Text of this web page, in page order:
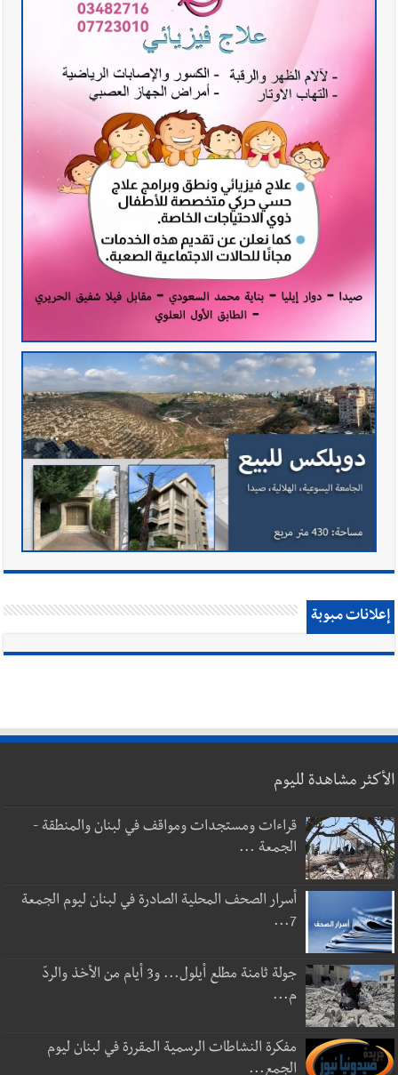
إعلانات مبوبة
الأكثر مشاهدة لليوم
قراءات ومستجدات ومواقف في لبنان والمنطقة -
الجمعة ...
أسرار الصحف المحلية الصادرة في لبنان ليوم الجمعة
7...
جولة ثامنة مطلع أيلول... و3 أيام من الأخذ والردّ
م...
مفكرة النشاطات الرسمية المقررة في لبنان ليوم
الجمع...